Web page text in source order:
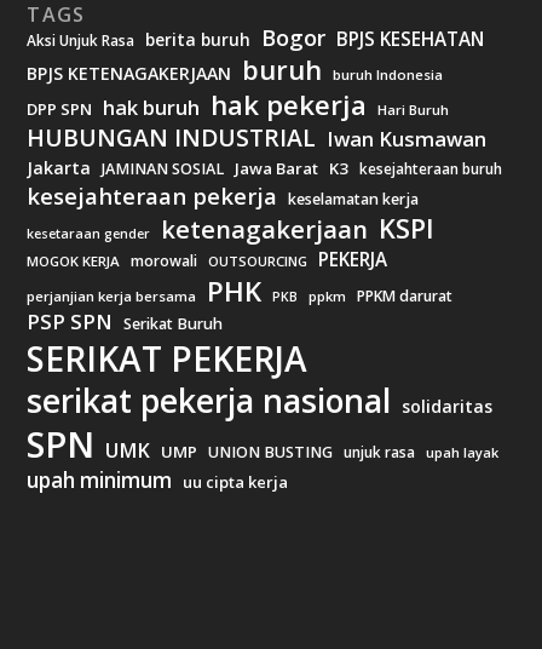
TAGS
Aksi Unjuk Rasa berita buruh Bogor BPJS KESEHATAN
BPJS KETENAGAKERJAAN buruh buruh Indonesia
DPP SPN hak buruh hak pekerja Hari Buruh
HUBUNGAN INDUSTRIAL Iwan Kusmawan
Jakarta JAMINAN SOSIAL Jawa Barat K3 kesejahteraan buruh
kesejahteraan pekerja keselamatan kerja
kesetaraan gender ketenagakerjaan KSPI
MOGOK KERJA morowali OUTSOURCING PEKERJA
perjanjian kerja bersama PHK PKB ppkm PPKM darurat
PSP SPN Serikat Buruh
SERIKAT PEKERJA
serikat pekerja nasional solidaritas
SPN UMK UMP UNION BUSTING unjuk rasa upah layak
upah minimum uu cipta kerja